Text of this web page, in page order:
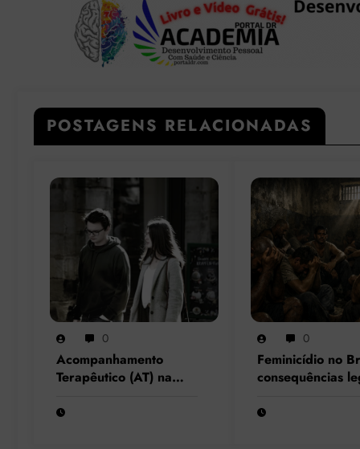
POSTAGENS RELACIONADAS
0
Acompanhamento
Terapêutico (AT) na
com a Nota Técnica nº
0
Feminicídio no
consequências
para os